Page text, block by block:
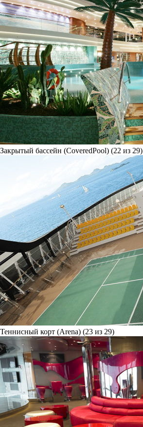
Закрытый бассейн (CoveredPool) (22 из 29)
Теннисный корт (Arena) (23 из 29)